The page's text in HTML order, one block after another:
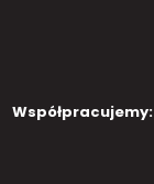
Współpracujemy: